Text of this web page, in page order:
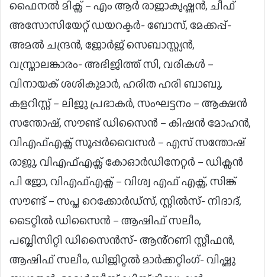
ഫൈനൽ മിക്സ് – എം ആർ രാജാകൃഷ്ണൻ, ചീഫ്
അസോസിയേറ്റ് ഡയറക്ടർ- ബോസ്, മേക്കപ്പ്-
അമൽ ചന്ദ്രൻ, ജോർജ് സെബാസ്റ്റ്യൻ,
വസ്ത്രാലങ്കാരം- അഭിജിത്ത് സി, വരികൾ –
വിനായക് ശശികുമാർ, ഹരിത ഹരി ബാബു,
കളറിസ്റ്റ് – ലിജു പ്രഭാകർ, സംഘട്ടനം – ആക്ഷൻ
സന്തോഷ്, സൗണ്ട് ഡിസൈൻ – കിഷൻ മോഹൻ,
വിഎഫ്എക്സ് സൂപ്പർവൈസർ – എസ് സന്തോഷ്
രാജു, വിഎഫ്എക്സ് കോഓർഡിനേറ്റർ – ഡിക്സൻ
പി ജോ, വിഎഫ്എക്സ് – വിശ്വ എഫ് എക്സ്, സിങ്ക്
സൗണ്ട് – സപ്ത റെക്കോർഡ്സ്, സ്റ്റിൽസ്- നിദാദ്,
ടൈറ്റിൽ ഡിസൈൻ – ആഷിഫ് സലീം,
പബ്ലിസിറ്റി ഡിസൈൻസ്- ആൻ്റണി സ്റ്റീഫൻ,
ആഷിഫ് സലീം, ഡിജിറ്റൽ മാർക്കറ്റിംഗ്- വിഷ്ണു